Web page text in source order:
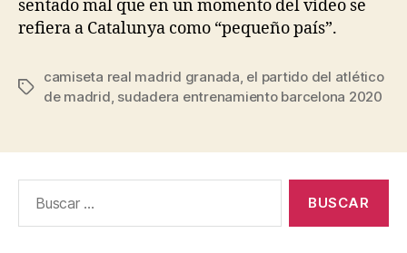
sentado mal que en un momento del vídeo se
refiera a Catalunya como “pequeño país”.
Etiquetas
camiseta real madrid granada, el partido del atlético
de madrid, sudadera entrenamiento barcelona 2020